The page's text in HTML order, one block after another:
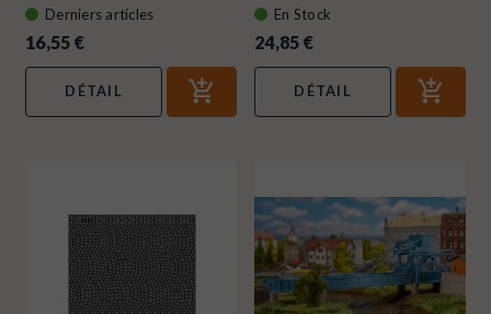
Derniers articles
16,55 €
DÉTAIL
En Stock
24,85 €
DÉTAIL